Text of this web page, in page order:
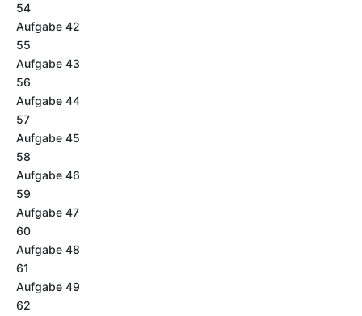
54
Aufgabe 42
55
Aufgabe 43
56
Aufgabe 44
57
Aufgabe 45
58
Aufgabe 46
59
Aufgabe 47
60
Aufgabe 48
61
Aufgabe 49
62